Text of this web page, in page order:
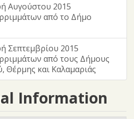
Αυγούστου 2015
από το Δήμο
Σεπτεμβρίου 2015
από τους Δήμους
Θέρμης και Καλαμαριάς
Information